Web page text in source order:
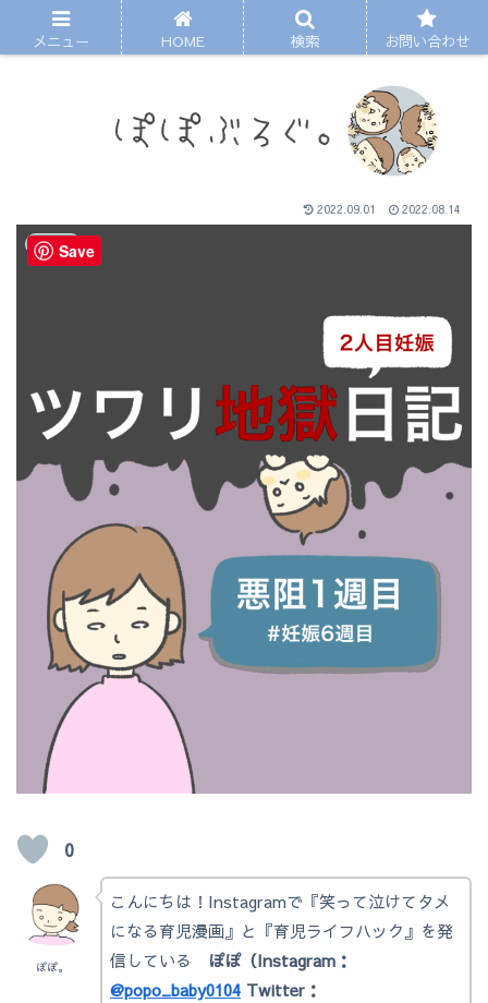
2022.09.01 2022.08.14
まんが
0
ぽぽ。
こんにちは！Instagramで『笑って泣けてタメ
になる育児漫画』と『育児ライフハック』を発
信している
ぽぽ（Instagram：
@popo_baby0104Twitter：
メニュー HOME 検索 お問い合わせ
Save